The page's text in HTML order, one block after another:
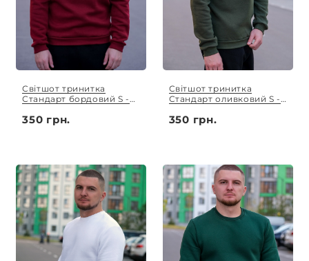
Світшот тринитка
Стандарт бордовий S -
350 грн.
Світшот тринитка
Стандарт оливковий S -
350 грн.